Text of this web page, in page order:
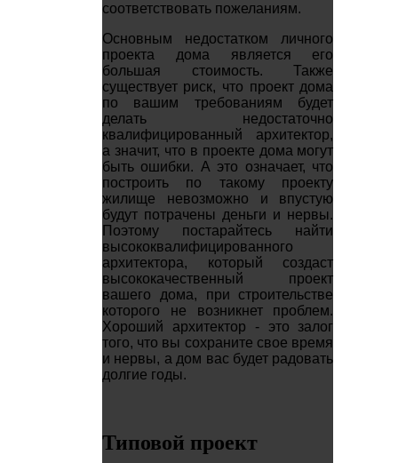
соответствовать пожеланиям.
Основным недостатком личного
проекта дома является его
большая стоимость. Также
существует риск, что проект дома
по вашим требованиям будет
делать недостаточно
квалифицированный архитектор,
а значит, что в проекте дома могут
быть ошибки. А это означает, что
построить по такому проекту
жилище невозможно и впустую
будут потрачены деньги и нервы.
Поэтому постарайтесь найти
высококвалифицированного
архитектора, который создаст
высококачественный проект
вашего дома, при строительстве
которого не возникнет проблем.
Хороший архитектор - это залог
того, что вы сохраните свое время
и нервы, а дом вас будет радовать
долгие годы.
Типовой проект